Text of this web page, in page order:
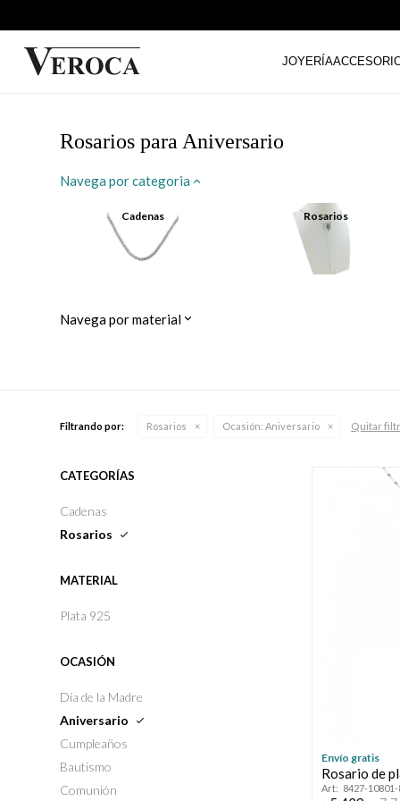
JOYERÍA
Rosarios para Aniversario
Navega por categoria
Cadenas Rosarios
Navega por material
Filtrando por: Rosarios Ocasión: Aniversario Quitar
Envío gratis
Rosario de
8427-
CATEGORÍAS
Cadenas
Rosarios
MATERIAL
Plata 925
OCASIÓN
Día de la Madre
Aniversario
Cumpleaños
Bautismo
Comunión